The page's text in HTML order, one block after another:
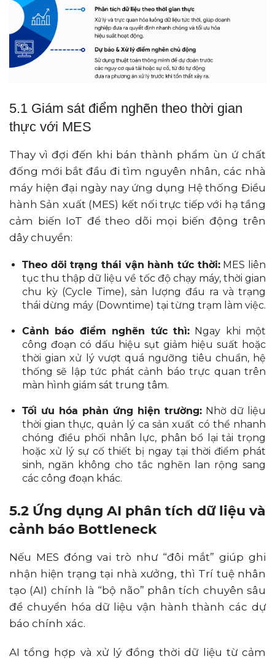
5.1 Giám sát điểm nghẽn theo thời gian
thực với MES
Thay vì đợi đến khi bán thành phẩm ùn ứ chất
đống mới bắt đầu đi tìm nguyên nhân, các nhà
máy hiện đại ngày nay ứng dụng Hệ thống Điều
hành Sản xuất (MES) kết nối trực tiếp với hạ tầng
cảm biến IoT để theo dõi mọi biến động trên
dây chuyền:
Theo dõi trạng thái vận hành tức thời:MES liên
tục thu thập dữ liệu về tốc độ chạy máy, thời gian
chu kỳ (Cycle Time), sản lượng đầu ra và trạng
thái dừng máy (Downtime) tại từng trạm làm việc.
Cảnh báo điểm nghẽn tức thì:Ngay khi một
công đoạn có dấu hiệu sụt giảm hiệu suất hoặc
thời gian xử lý vượt quá ngưỡng tiêu chuẩn, hệ
thống sẽ lập tức phát cảnh báo trực quan trên
màn hình giám sát trung tâm.
Tối ưu hóa phản ứng hiện trường: Nhờ dữ liệu
thời gian thực, quản lý ca sản xuất có thể nhanh
chóng điều phối nhân lực, phân bổ lại tải trọng
hoặc xử lý sự cố thiết bị ngay tại thời điểm phát
sinh, ngăn không cho tắc nghẽn lan rộng sang
các công đoạn khác.
5.2 Ứng dụng AI phân tích dữ liệu và
cảnh báo Bottleneck
Nếu MES đóng vai trò như “đôi mắt” giúp ghi
nhận hiện trạng tại nhà xưởng, thì Trí tuệ nhân
tạo (AI) chính là “bộ não” phân tích chuyên sâu
để chuyển hóa dữ liệu vận hành thành các dự
báo chính xác.
AI tổng hợp và xử lý đồng thời dữ liệu từ cảm